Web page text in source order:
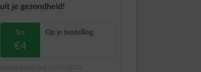
uit je gezondheid!
Tot
€4
Op je bestelling